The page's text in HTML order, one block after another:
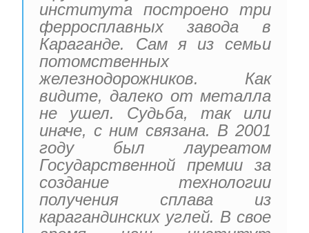
института построено три
ферросплавных завода в
Караганде. Сам я из семьи
потомственных
железнодорожников. Как
видите, далеко от металла
не ушел. Судьба, так или
иначе, с ним связана. В 2001
году был лауреатом
Государственной премии за
создание технологии
получения сплава из
карагандинских углей. В свое